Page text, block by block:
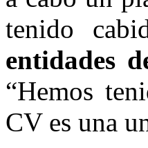
tenido
entidades
“Hemos
CV es una